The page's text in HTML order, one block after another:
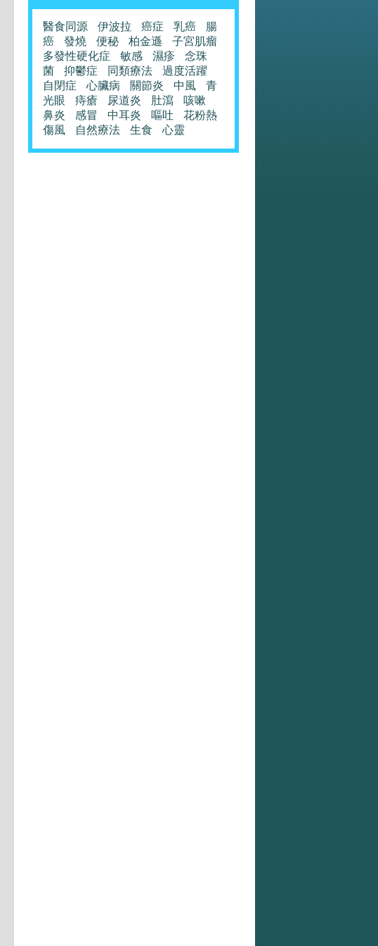
醫食同源 伊波拉 癌症 乳癌
腸
癌
發燒 便秘 柏金遜
子宮肌瘤
多發性硬化症
敏感 濕疹
念珠
菌
抑鬱症 同類療法
過度活躍
自閉症
心臟病 關節炎 中風
青
光眼
痔瘡 尿道炎 肚瀉
咳嗽
鼻炎
感冒 中耳炎 嘔吐
花粉熱
傷風
自然療法 生食 心靈